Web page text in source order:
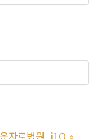
자로병원_i1O »